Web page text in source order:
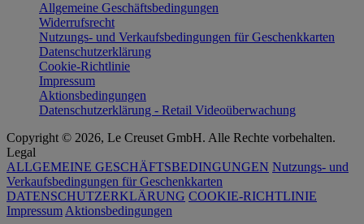
Allgemeine Geschäftsbedingungen
Widerrufsrecht
Nutzungs- und Verkaufsbedingungen für Geschenkkarten
Datenschutzerklärung
Cookie-Richtlinie
Impressum
Aktionsbedingungen
Datenschutzerklärung - Retail Videoüberwachung
Copyright © 2026, Le Creuset GmbH. Alle Rechte vorbehalten.
Legal
ALLGEMEINE GESCHÄFTSBEDINGUNGEN Nutzungs- und
Verkaufsbedingungen für Geschenkkarten
DATENSCHUTZERKLÄRUNG COOKIE-RICHTLINIE
Impressum Aktionsbedingungen